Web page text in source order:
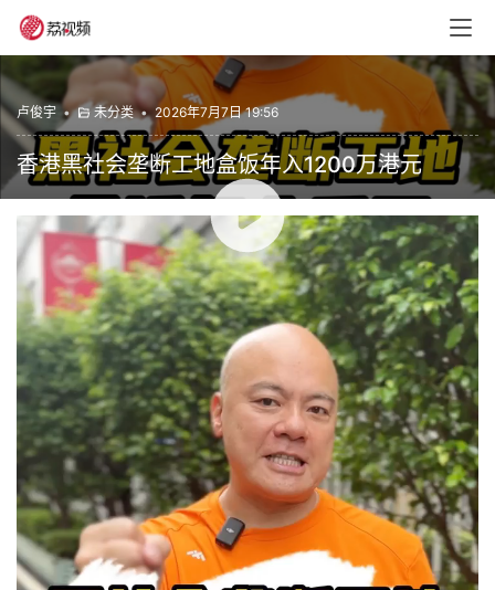
卢俊宇 • 未分类 • 2026年7月7日 19:56
香港黑社会垄断工地盒饭年入1200万港元
00:00 / 01:38
赞(0)
生成海报 0
这个热门市集的开头，竟然是因为一碟炒粉~ #老广的味道
#纪录片 #湛江美食 #
上一篇 2026年7月7日 18:00
撑伞都要吃的香港大排档，究竟有多好味？ #老广的味道 #
纪录片 #香港美食 #